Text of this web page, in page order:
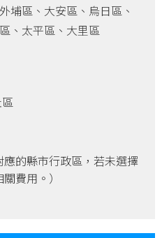
埔區、大安區、烏日區、
、太平區、大里區
應的縣市行政區，若未選擇
費用。）